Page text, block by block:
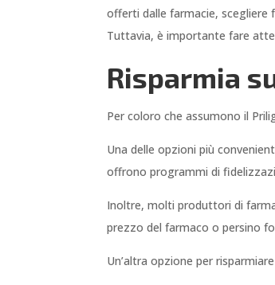
offerti dalle farmacie, scegliere
Tuttavia, è importante fare
Risparmia
Per coloro che assumono il
Una delle opzioni più
offrono programmi di
Inoltre, molti produttori di
prezzo del farmaco o persino
Un’altra opzione per